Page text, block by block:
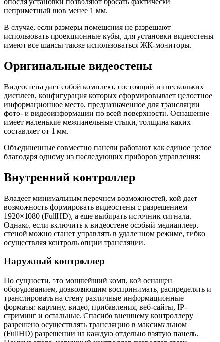
неприметный шов менее 1 мм.
В случае, если размеры помещения не разрешают
использовать проекционные кубы, для установки видеостены
имеют все шансы также использоваться ЖК-мониторы.
Оригинальные видеостены
Видеостена дает собой комплект, состоящий из нескольких
дисплеев, конфигурация которых сформировывает целостное
информационное место, предназначенное для трансляции
фото- и видеоинформации по всей поверхности. Оснащение
имеет маленькие межпанельные стыки, толщина каких
составляет от 1 мм.
Объединенные совместно панели работают как единое целое
благодаря одному из последующих приборов управления:
Внутренний контроллер
Владеет минимальным перечнем возможностей, кой дает
возможность формировать видеостены с разрешением
1920×1080 (FullHD), а еще выбирать источник сигнала.
Однако, если включить к видеостене особый медиаплеер,
стеной можно станет управлять в удаленном режиме, гибко
осуществляя контроль опции трансляции.
Наружный контроллер
По сущности, это мощнейший комп, кой оснащен
оборудованием, дозволяющим воспринимать, распределять и
транслировать на стену различные информационные
форматы: картину, видео, прибавления, веб-сайты, IP-
стриминг и остальные. Спасибо внешнему контроллеру
разрешено осуществлять трансляцию в максимальном
(FullHD) разрешении на каждую отдельно взятую панель.